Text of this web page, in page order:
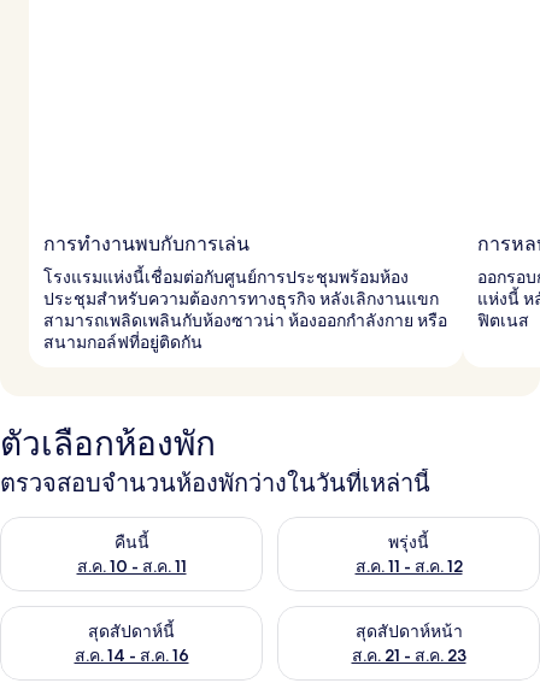
การทำงานพบกับการเล่น
โรงแรมแห่งนี้เชื่อมต่อกับศูนย์การประชุมพร้อมห้อง
ประชุมสำหรับความต้องการทางธุรกิจ หลังเลิกงานแขก
สามารถเพลิดเพลินกับห้องซาวน่า ห้องออกกำลังกาย หรือ
สนามกอล์ฟที่อยู่ติดกัน
การห
ออกรอ
แห่งนี้ ห
ฟิตเนส
ตัวเลือกห้องพัก
ตรวจสอบจำนวนห้องพักว่างในวันที่เหล่านี้
คืนนี้
ส.ค. 10 - ส.ค. 11
ตรวจสอบจำนวนห้องพักว่างในคืนนี้ ส.ค. 10 - ส.ค. 11
พรุ่งนี้
ส.ค. 11 - ส.ค. 12
ตรวจสอบจำนวนห้องพักว่างในพ
สุดสัปดาห์นี้
ส.ค. 14 - ส.ค. 16
ตรวจสอบจำนวนห้องพักว่างในสุดสัปดาห์นี้ ส.ค. 14 - ส.ค. 16
สุดสัปดาห์หน้า
ส.ค. 21 - ส.ค. 23
ตรวจสอบจำนวนห้องพักว่างใน